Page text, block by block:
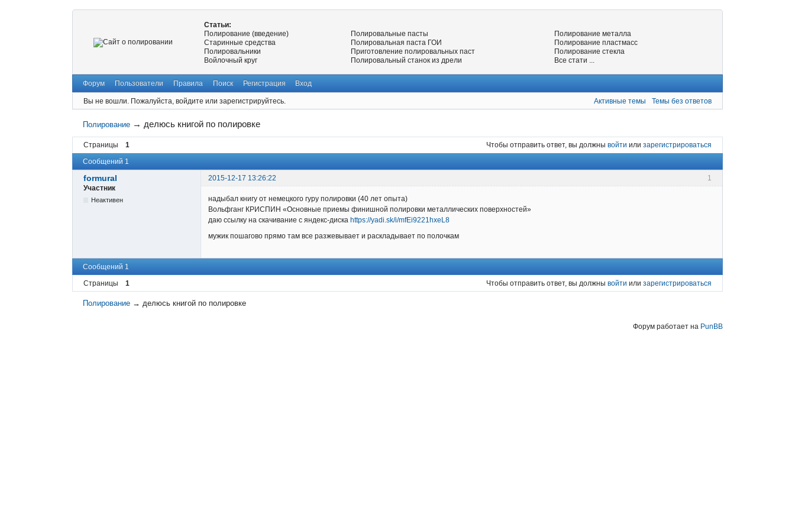
Статьи:
Полирование (введение)
Старинные средства
Полировальники
Войлочный круг
Полировальные пасты
Полировальная паста ГОИ
Приготовление полировальных паст
Полировальный станок из дрели
Полирование металла
Полирование пластмасс
Полирование стекла
Все стати ...
Форум Пользователи Правила Поиск Регистрация Вход
Вы не вошли. Пожалуйста, войдите или зарегистрируйтесь. Активные темы Темы без ответов
Полирование → делюсь книгой по полировке
Страницы 1 Чтобы отправить ответ, вы должны войти или зарегистрироваться
Сообщений 1
1
formural
2015-12-17 13:26:22
Участник
Неактивен
надыбал книгу от немецкого гуру полировки (40 лет опыта)
Вольфганг КРИСПИН «Основные приемы финишной полировки металлических поверхностей»
даю ссылку на скачивание с яндекс-диска https://yadi.sk/i/mfEi9221hxeL8
мужик пошагово прямо там все разжевывает и раскладывает по полочкам
Сообщений 1
Страницы
1 Чтобы отправить ответ, вы должны войти или зарегистрироваться
Полирование → делюсь книгой по полировке
Форум работает на PunBB